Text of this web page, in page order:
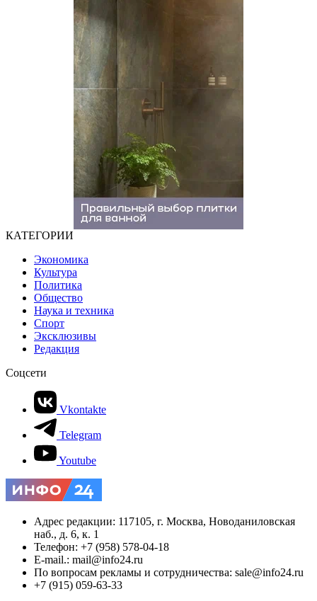
КАТЕГОРИИ
Экономика
Культура
Политика
Общество
Наука и техника
Спорт
Эксклюзивы
Редакция
Соцсети
Vkontakte
Telegram
Youtube
Адрес редакции: 117105, г. Москва, Новоданиловская
наб., д. 6, к. 1
Телефон: +7 (958) 578-04-18
E-mail.: mail@info24.ru
По вопросам рекламы и сотрудничества: sale@info24.ru
+7 (915) 059-63-33